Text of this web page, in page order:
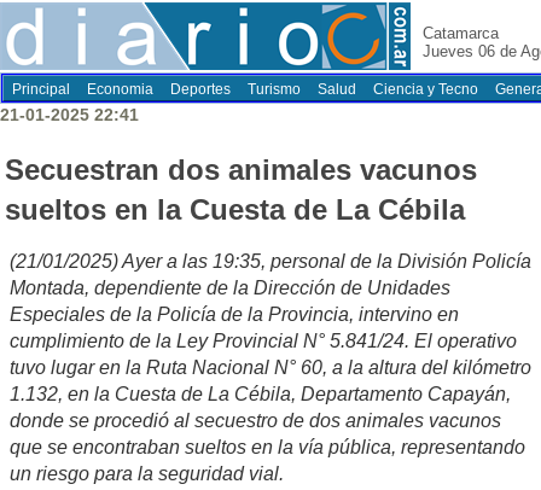
Catamarca
Jueves 06 de
Principal Economia Deportes Turismo Salud Ciencia y Tecno
21-01-2025 22:41
Secuestran dos animales vacunos
sueltos en la Cuesta de La Cébila
(21/01/2025) Ayer a las 19:35, personal de la División Policía
Montada, dependiente de la Dirección de Unidades
Especiales de la Policía de la Provincia, intervino en
cumplimiento de la Ley Provincial N° 5.841/24. El operativo
tuvo lugar en la Ruta Nacional N° 60, a la altura del kilómetro
1.132, en la Cuesta de La Cébila, Departamento Capayán,
donde se procedió al secuestro de dos animales vacunos
que se encontraban sueltos en la vía pública, representando
un riesgo para la seguridad vial.